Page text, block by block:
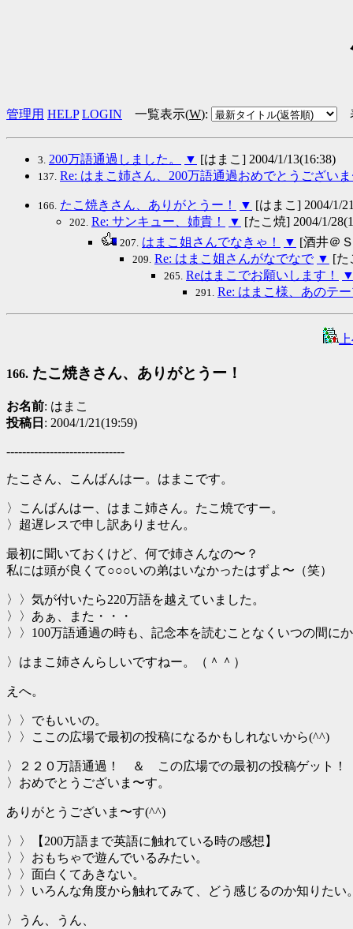
管理用 HELP LOGIN 一覧表示(W):
3. 200万語通過しました。 ▼ [はまこ] 2004/1/13(16:38)
137. Re: はまこ姉さん、200万語通過おめでとうござい
166. たこ焼きさん、ありがとうー！ ▼ [はまこ] 2004/1/
202. Re: サンキュー、姉貴！ ▼ [たこ焼] 2004/1/
207. はまこ姐さんでなきゃ！ ▼ [酒井＠
209. Re: はまこ姐さんがなでなで ▼ [た
265. Reはまこでお願いします！ ▼
291. Re: はまこ様、あのテ
166. たこ焼きさん、ありがとうー！
お名前: はまこ
投稿日 : 2004/1/21(19:59)
------------------------------
たこさん、こんばんはー。はまこです。
〉こんばんはー、はまこ姉さん。たこ焼ですー。
〉超遅レスで申し訳ありません。
最初に聞いておくけど、何で姉さんなの〜？
私には頭が良くて○○○いの弟はいなかったはずよ〜（笑）
〉〉気が付いたら220万語を越えていました。
〉〉あぁ、また・・・
〉〉100万語通過の時も、記念本を読むことなくいつの間に
〉はまこ姉さんらしいですねー。（＾＾）
えへ。
〉〉でもいいの。
〉〉ここの広場で最初の投稿になるかもしれないから(^^)
〉２２０万語通過！ ＆ この広場での最初の投稿ゲット！
〉おめでとうございま〜す。
ありがとうございま〜す(^^)
〉〉【200万語まで英語に触れている時の感想】
〉〉おもちゃで遊んでいるみたい。
〉〉面白くてあきない。
〉〉いろんな角度から触れてみて、どう感じるのか知りたい。
〉うん、うん、